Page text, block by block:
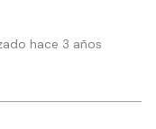
hace 3 años